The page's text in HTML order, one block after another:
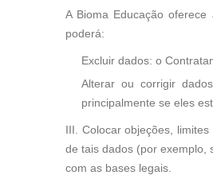
A Bioma Educação
poderá:
Excluir dados: o
Alterar ou corrigir
principalmente se eles
III. Colocar objeções,
de tais dados (por exemplo,
com as bases legais.